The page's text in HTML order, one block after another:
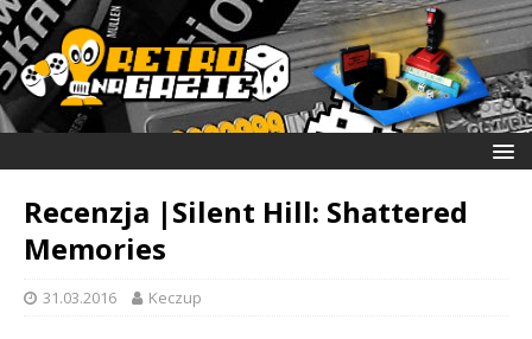
Recenzja |Silent Hill: Shattered
Memories
31.03.2016 Keczup